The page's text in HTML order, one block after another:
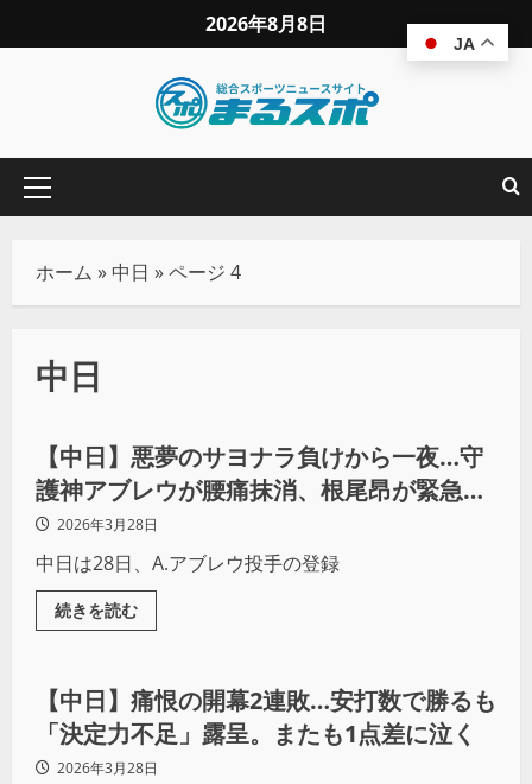
2026年8月8日
ホーム » 中日 »ページ 4
中日
野球
【中日】悪夢のサヨナラ負けから一夜…守
護神アブレウが腰痛抹消、根尾昂が緊急合
流！2026年3月28日
中日は28日、A.アブレウ投手の登録
続きを読む
野球
【中日】痛恨の開幕2連敗…安打数で勝るも
「決定力不足」露呈。またも1点差に泣く
2026年3月28日
JA